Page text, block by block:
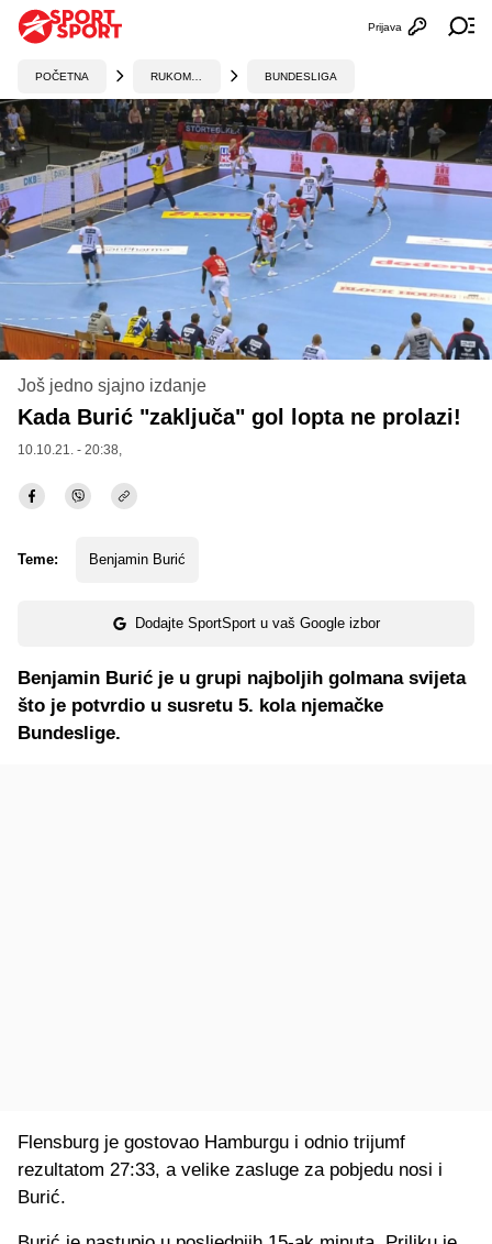
Otvori
Prijava
POČETNA BUNDESLIGA
Još jedno sjajno izdanje
Kada Burić "zaključa" gol lopta ne prolazi!
10.10.21. - 20:38,
Teme: Benjamin Burić
Dodajte SportSport u vaš Google izbor
Benjamin Burić je u grupi najboljih golmana svijeta
što je potvrdio u susretu 5. kola njemačke
Bundeslige.
Flensburg je gostovao Hamburgu i odnio trijumf
rezultatom 27:33, a velike zasluge za pobjedu nosi i
Burić.